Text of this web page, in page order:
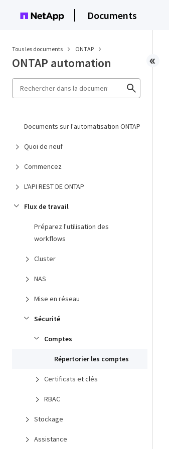
Documents
Tous les documents ONTAP
ONTAP automation
Documents sur l'automatisation ONTAP
Quoi de neuf
Commencez
L'API REST DE ONTAP
Flux de travail
Préparez l'utilisation des
workflows
Cluster
NAS
Mise en réseau
Sécurité
Comptes
Répertorier les comptes
Certificats et clés
RBAC
Stockage
Assistance